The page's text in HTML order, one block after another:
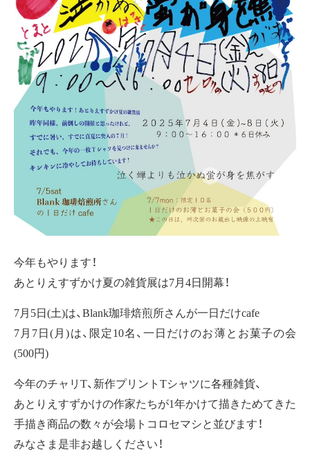
今年もやります！
あとりえすずかけ夏の雑貨展は7月4日開幕！
7月5日(土)は、Blank珈琲焙煎所さんが一日だけcafe
7月7日(月)は、限定10名、一日だけのお薄とお菓子の会
(500円)
今年のチャリT、新作プリントTシャツに各種雑貨、
あとりえすずかけの作家たちが1年かけて描きためてきた
手描き商品の数々が会場トコロセマシと並びます！
みなさま是非お越しください！